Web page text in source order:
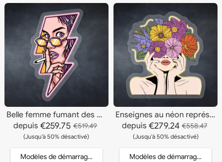
Belle femme fumant des enseignes au néon
depuis€259.75 €519.49
(Jusqu'à 50% désactivé)
Modèles de démarrage et devis
Enseignes au néon représentant une femme à tête de fleur
depuis €279.24 €558.47
(Jusqu'à 50% désactivé)
Modèles de démarrage et